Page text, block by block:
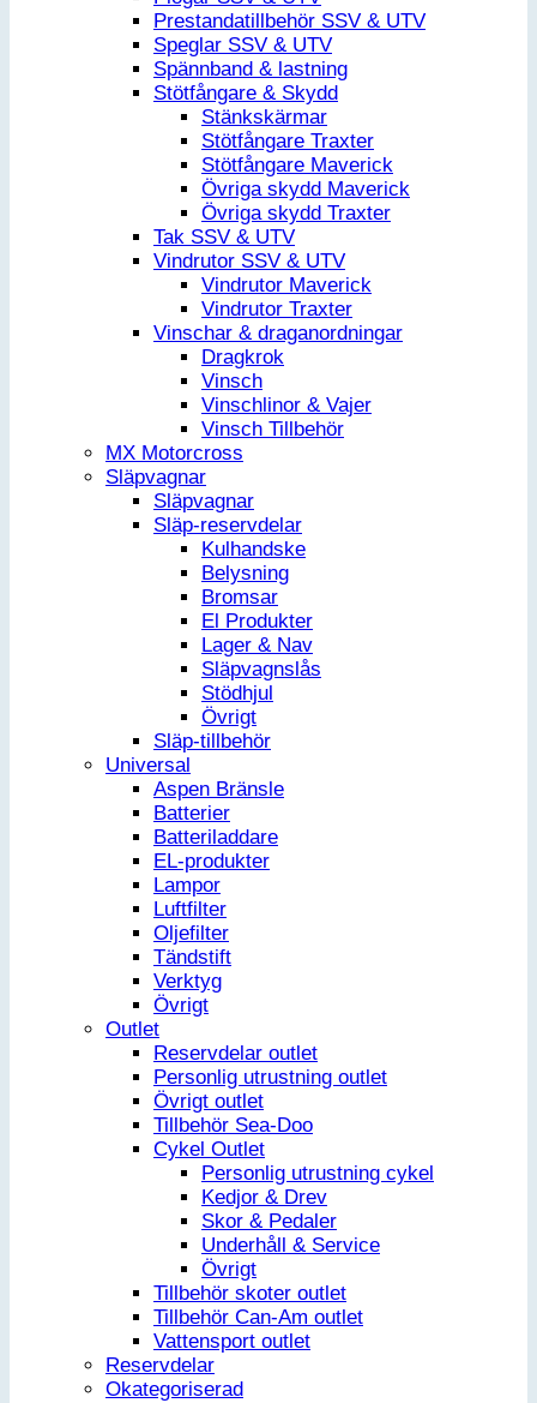
Prestandatillbehör SSV & UTV
Speglar SSV & UTV
Spännband & lastning
Stötfångare & Skydd
Stänkskärmar
Stötfångare Traxter
Stötfångare Maverick
Övriga skydd Maverick
Övriga skydd Traxter
Tak SSV & UTV
Vindrutor SSV & UTV
Vindrutor Maverick
Vindrutor Traxter
Vinschar & draganordningar
Dragkrok
Vinsch
Vinschlinor & Vajer
Vinsch Tillbehör
MX Motorcross
Släpvagnar
Släpvagnar
Släp-reservdelar
Kulhandske
Belysning
Bromsar
El Produkter
Lager & Nav
Släpvagnslås
Stödhjul
Övrigt
Släp-tillbehör
Universal
Aspen Bränsle
Batterier
Batteriladdare
EL-produkter
Lampor
Luftfilter
Oljefilter
Tändstift
Verktyg
Övrigt
Outlet
Reservdelar outlet
Personlig utrustning outlet
Övrigt outlet
Tillbehör Sea-Doo
Cykel Outlet
Personlig utrustning cykel
Kedjor & Drev
Skor & Pedaler
Underhåll & Service
Övrigt
Tillbehör skoter outlet
Tillbehör Can-Am outlet
Vattensport outlet
Reservdelar
Okategoriserad